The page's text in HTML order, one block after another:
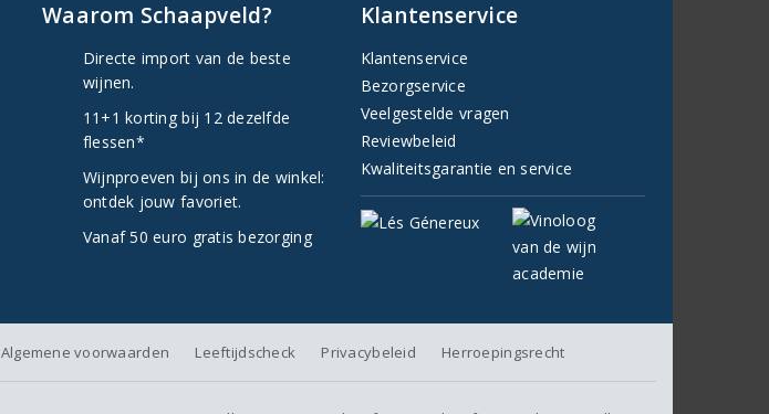
Waarom Schaapveld?
Directe import van de beste
wijnen.
11+1 korting bij 12 dezelfde
flessen*
Wijnproeven bij ons in de winkel:
ontdek jouw favoriet.
Vanaf 50 euro gratis bezorging
Klantenservice
Klantenservice
Bezorgservice
Veelgestelde vragen
Reviewbeleid
Kwaliteitsgarantie en service
Algemene voorwaarden Leeftijdscheck Privacybeleid Herroepingsrecht